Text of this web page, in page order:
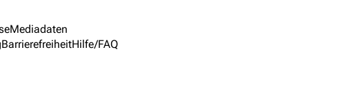
Mediadaten
BarrierefreiheitHilfe/FAQ